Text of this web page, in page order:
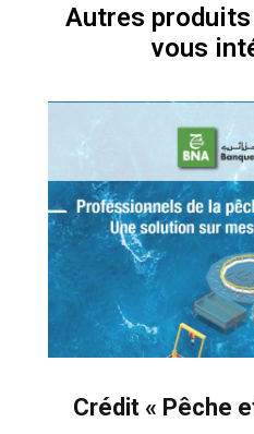
Autres
vous
Crédit « Pêche